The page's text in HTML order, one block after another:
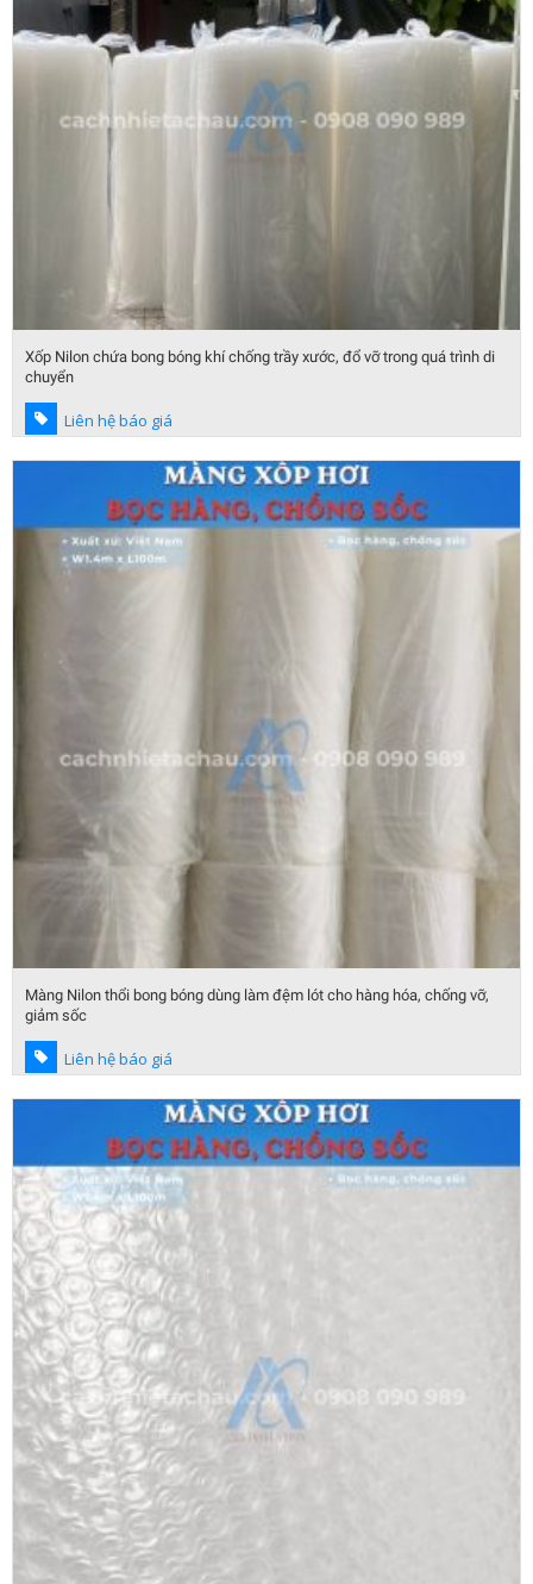
Xốp Nilon chứa bong bóng khí chống trầy xước, đổ vỡ trong quá trình di
chuyển
Liên hệ báo giá
Màng Nilon thổi bong bóng dùng làm đệm lót cho hàng hóa, chống vỡ,
giảm sốc
Liên hệ báo giá